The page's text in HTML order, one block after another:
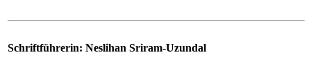
Schriftführerin: Neslihan Sriram-Uzundal